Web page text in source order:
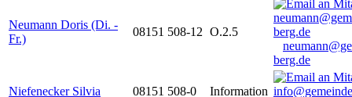
Neumann Doris (Di. -
Fr.)
08151 508-12 O.2.5
berg.de
Niefenecker Silvia 08151 508-0
Information